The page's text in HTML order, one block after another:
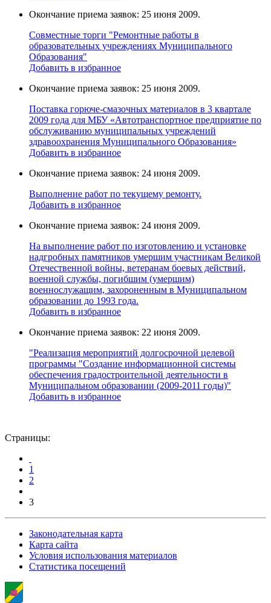
Окончание приема заявок: 25 июня 2009.
Cовместные торги "Ремонтные работы в
образовательных учреждениях Муниципального
Образования"
Добавить в избранное
Окончание приема заявок: 25 июня 2009.
Поставка горюче-смазочных материалов в 3 квартале
2009 года для МБУ «Автотранспортное предприятие по
обслуживанию муниципальных учреждений
здравоохранения Муниципального Образования»
Добавить в избранное
Окончание приема заявок: 24 июня 2009.
Выполнение работ по текущему ремонту.
Добавить в избранное
Окончание приема заявок: 24 июня 2009.
На выполнение работ по изготовлению и установке
надгробных памятников умершим участникам Великой
Отечественной войны, ветеранам боевых действий,
военной службы, погибшим (умершим)
военнослужащим, захороненным в Муниципальном
образовании до 1993 года.
Добавить в избранное
Окончание приема заявок: 22 июня 2009.
"Реализация мероприятий долгосрочной целевой
программы "Создание информационной системы
обеспечения градостроительной деятельности в
Муниципальном образовании (2009-2011 годы)"
Добавить в избранное
Страницы:
1
2
3
Законодательная карта
Карта сайта
Условия использования материалов
Статистика посещений